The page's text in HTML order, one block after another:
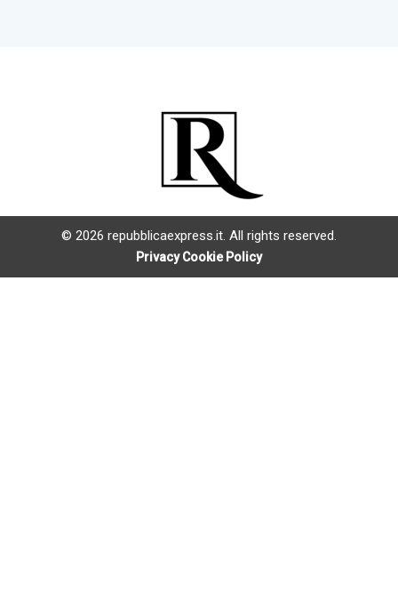
© 2026 repubblicaexpress.it. All rights reserved.
Privacy Cookie Policy